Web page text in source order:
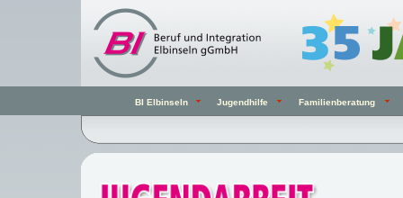
BI Elbinseln Jugendhilfe Familienberatung